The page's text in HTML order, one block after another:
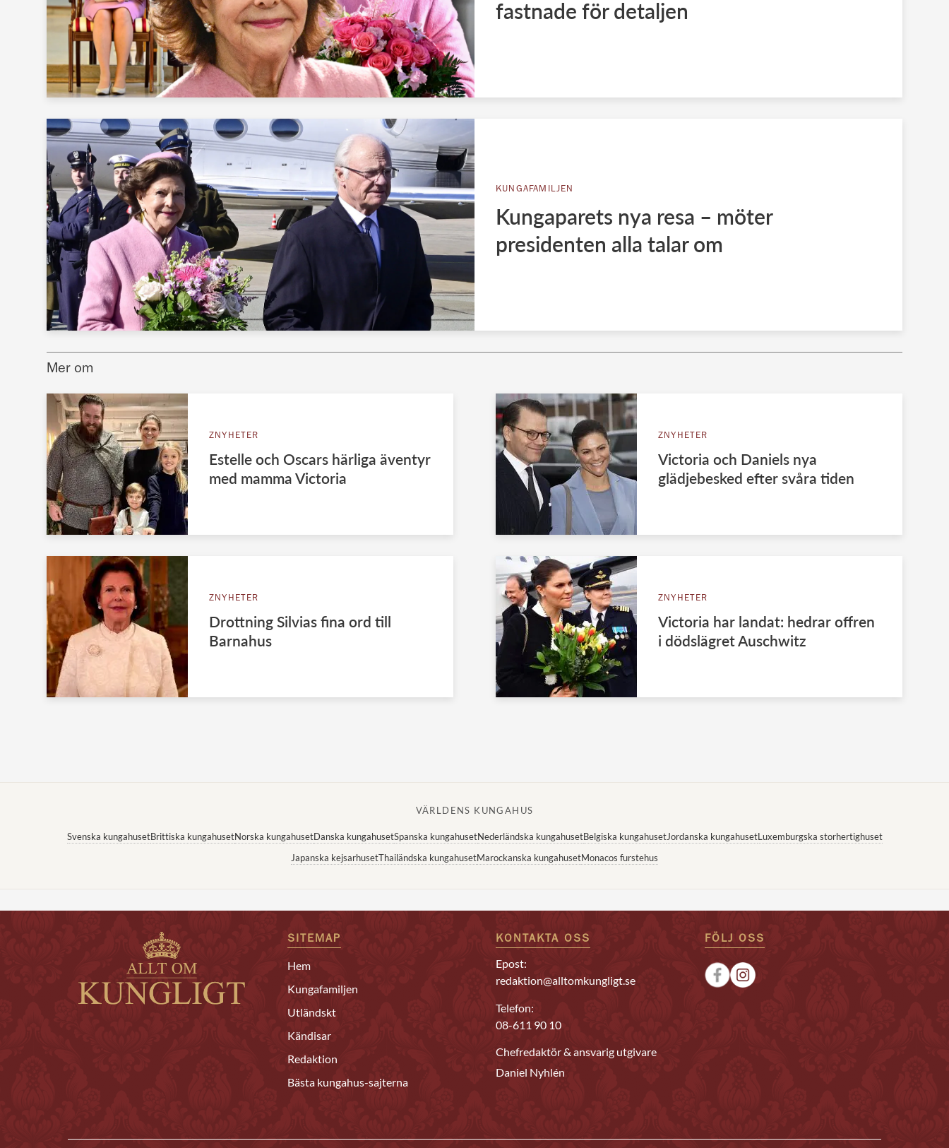
fastnade för detaljen
KUNGAFAMILJEN
Kungaparets nya resa – möter
presidenten alla talar om
Mer om
ZNYHETER
Estelle och Oscars härliga äventyr
med mamma Victoria
ZNYHETER
Victoria och Daniels nya
glädjebesked efter svåra tiden
ZNYHETER
Drottning Silvias fina ord till
Barnahus
ZNYHETER
Victoria har landat: hedrar offren
i dödslägret Auschwitz
VÄRLDENS KUNGAHUS
Svenska kungahusetBrittiska kungahusetNorska kungahusetDanska kungahusetSpanska kungahusetNederländska kungahusetBelgiska kungahusetJordanska kungahusetLuxemburgska storhertighuset
Japanska kejsarhusetThailändska kungahusetMarockanska kungahusetMonacos furstehus
SITEMAP
Hem
Kungafamiljen
Utländskt
Kändisar
Redaktion
Bästa kungahus-sajterna
KONTAKTA OSS
Epost:
redaktion@alltomkungligt.se
Telefon:
08-611 90 10
Chefredaktör & ansvarig utgivare
Daniel Nyhlén
FÖLJ OSS